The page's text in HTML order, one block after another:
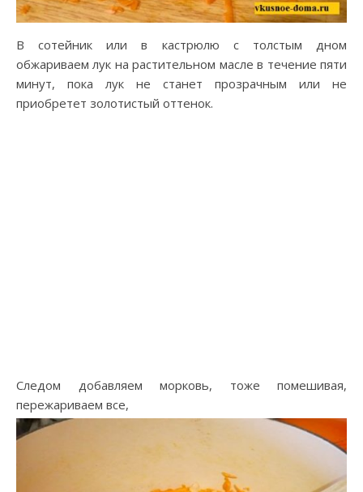
В сотейник или в кастрюлю с толстым дном
обжариваем лук на растительном масле в течение пяти
минут, пока лук не станет прозрачным или не
приобретет золотистый оттенок.
Следом добавляем морковь, тоже помешивая,
пережариваем все,